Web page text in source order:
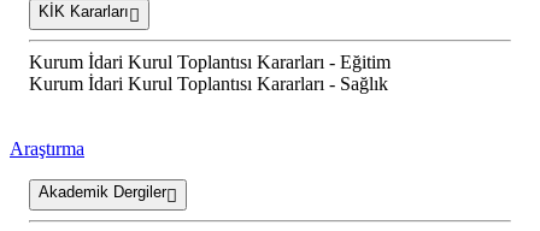
KİK Kararları
Kurum İdari Kurul Toplantısı Kararları - Eğitim
Kurum İdari Kurul Toplantısı Kararları - Sağlık
Araştırma
Akademik Dergiler